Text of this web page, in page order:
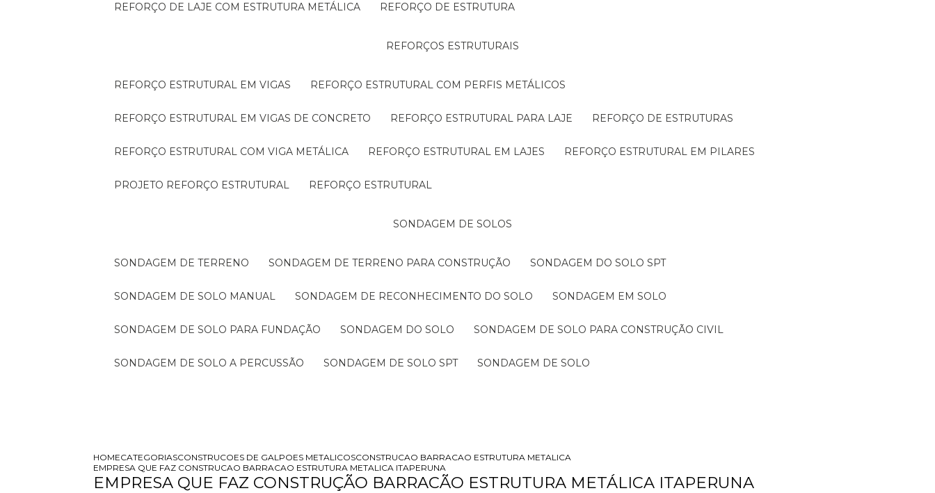
REFORÇO DE LAJE COM ESTRUTURA METÁLICA REFORÇO DE ESTRUTURA
REFORÇOS ESTRUTURAIS
REFORÇO ESTRUTURAL EM VIGAS REFORÇO ESTRUTURAL COM PERFIS METÁLICOS
REFORÇO ESTRUTURAL EM VIGAS DE CONCRETO REFORÇO ESTRUTURAL PARA LAJE REFORÇO DE ESTRUTURAS
REFORÇO ESTRUTURAL COM VIGA METÁLICA REFORÇO ESTRUTURAL EM LAJES REFORÇO ESTRUTURAL EM PILARES
PROJETO REFORÇO ESTRUTURAL REFORÇO ESTRUTURAL
SONDAGEM DE SOLOS
SONDAGEM DE TERRENO SONDAGEM DE TERRENO PARA CONSTRUÇÃO SONDAGEM DO SOLO SPT
SONDAGEM DE SOLO MANUAL SONDAGEM DE RECONHECIMENTO DO SOLO SONDAGEM EM SOLO
SONDAGEM DE SOLO PARA FUNDAÇÃO SONDAGEM DO SOLO SONDAGEM DE SOLO PARA CONSTRUÇÃO CIVIL
SONDAGEM DE SOLO A PERCUSSÃO SONDAGEM DE SOLO SPT SONDAGEM DE SOLO
HOMECATEGORIASCONSTRUCOES DE GALPOES METALICOSCONSTRUCAO BARRACAO ESTRUTURA METALICA
EMPRESA QUE FAZ CONSTRUCAO BARRACAO ESTRUTURA METALICA ITAPERUNA
EMPRESA QUE FAZ CONSTRUÇÃO BARRACÃO ESTRUTURA METÁLICA ITAPERUNA